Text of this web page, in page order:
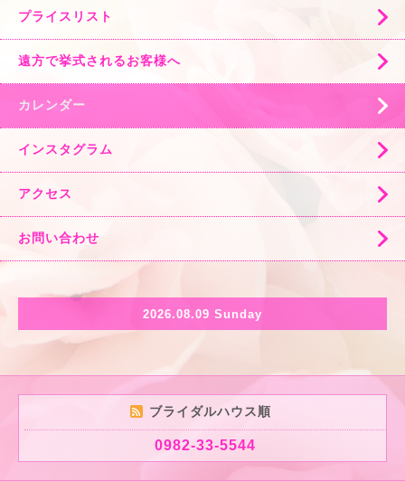
プライスリスト
遠方で挙式されるお客様へ
カレンダー
インスタグラム
アクセス
お問い合わせ
2026.08.09 Sunday
ブライダルハウス順
0982-33-5544